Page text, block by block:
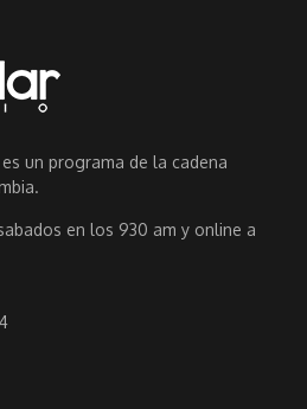
un programa de la cadena
en los 930 am y online a